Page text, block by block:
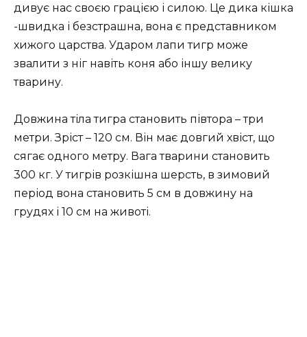
дивує нас своєю грацією і силою. Це дика кішка
-швидка і безстрашна, вона є представником
хижого царства. Ударом лапи тигр може
звалити з ніг навіть коня або іншу велику
тварину.
Довжина тіла тигра становить півтора – три
метри. Зріст – 120 см. Він має довгий хвіст, що
сягає одного метру. Вага тварини становить
300 кг. У тигрів розкішна шерсть, в зимовий
період вона становить 5 см в довжину на
грудях і 10 см на животі.